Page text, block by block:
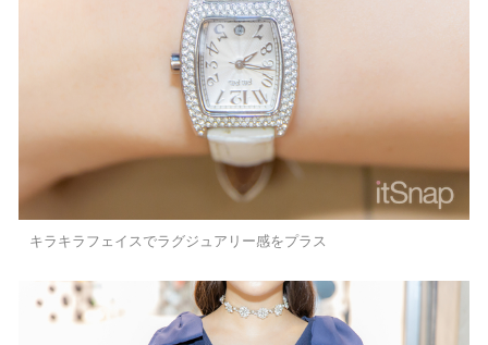
キラキラフェイスでラグジュアリー感をプラス